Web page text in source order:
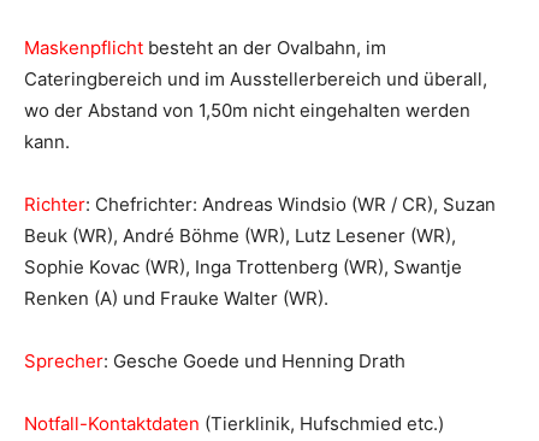
Maskenpflicht besteht an der Ovalbahn, im
Cateringbereich und im Ausstellerbereich und überall,
wo der Abstand von 1,50m nicht eingehalten werden
kann.
Richter: Chefrichter: Andreas Windsio (WR / CR), Suzan
Beuk (WR), André Böhme (WR), Lutz Lesener (WR),
Sophie Kovac (WR), Inga Trottenberg (WR), Swantje
Renken (A) und Frauke Walter (WR).
Sprecher: Gesche Goede und Henning Drath
Notfall-Kontaktdaten (Tierklinik, Hufschmied etc.)